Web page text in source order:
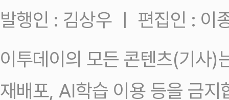
발행인 : 김상우 ㅣ 편집인 : 이
이투데이의 모든 콘텐츠(기사)
재배포, AI학습 이용 등을 금지